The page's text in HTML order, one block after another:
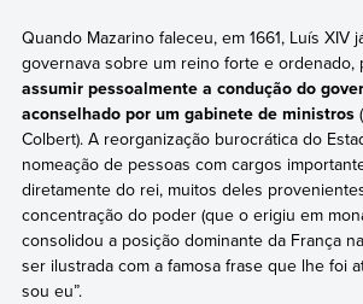
Quando Mazarino faleceu, em 1661, Luís XIV
governava sobre um reino forte e ordenado,
assumir pessoalmente a condução do
aconselhado por um gabinete de ministros
Colbert). A reorganização burocrática do
nomeação de pessoas com cargos
diretamente do rei, muitos deles
concentração do poder (que o erigiu em
consolidou a posição dominante da França
ser ilustrada com a famosa frase que lhe foi
sou eu”.